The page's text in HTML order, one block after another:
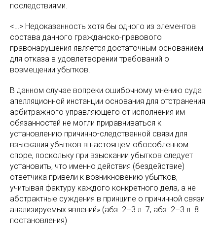
последствиями.
<…> Недоказанность хотя бы одного из элементов
состава данного гражданско-правового
правонарушения является достаточным основанием
для отказа в удовлетворении требований о
возмещении убытков.
В данном случае вопреки ошибочному мнению суда
апелляционной инстанции основания для отстранения
арбитражного управляющего от исполнения им
обязанностей не могли приравниваться к
установлению причинно-следственной связи для
взыскания убытков в настоящем обособленном
споре, поскольку при взыскании убытков следует
установить, что именно действия (бездействие)
ответчика привели к возникновению убытков,
учитывая фактуру каждого конкретного дела, а не
абстрактные суждения в принципе о причинной связи
анализируемых явлений» (абз. 2–3 л. 7, абз. 2–3 л. 8
постановления)